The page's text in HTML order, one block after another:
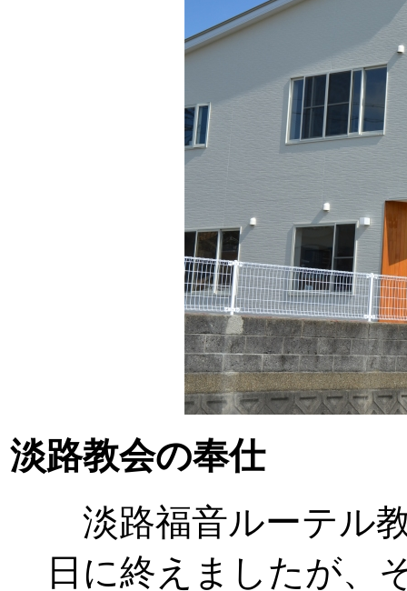
淡路教会の奉仕
淡路福音ルーテル
日に終えましたが、